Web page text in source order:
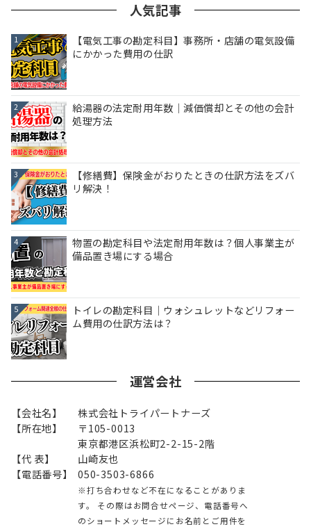
人気記事
1
【電気工事の勘定科目】事務所・店舗の電気設備
にかかった費用の仕訳
2
給湯器の法定耐用年数｜減価償却とその他の会計
処理方法
3
【修繕費】保険金がおりたときの仕訳方法をズバ
リ解決！
4
物置の勘定科目や法定耐用年数は？個人事業主が
備品置き場にする場合
5
トイレの勘定科目｜ウォシュレットなどリフォー
ム費用の仕訳方法は？
運営会社
【会社名】
株式会社トライパートナーズ
【所在地】
〒105-0013
東京都港区浜松町2-2-15-2階
【代 表】
山崎友也
【電話番号】
050-3503-6866
※打ち合わせなど不在になることがありま
す。 その際はお問合せページ、電話番号へ
のショートメッセージにお名前とご用件を